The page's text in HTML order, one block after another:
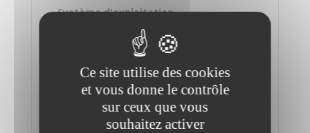
Win
Système d'exploitation
Windows 10 Pro 64 Bits – NON COMPATIBLE
WINDOWS 11 PRO
Processeur
Intel Core i7 3,4 Ghz
Ce site utilise des cookies
et vous donne le contrôle
sur ceux que vous
souhaitez activer